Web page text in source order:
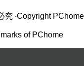
究 ‧Copyright PChome
of PChome